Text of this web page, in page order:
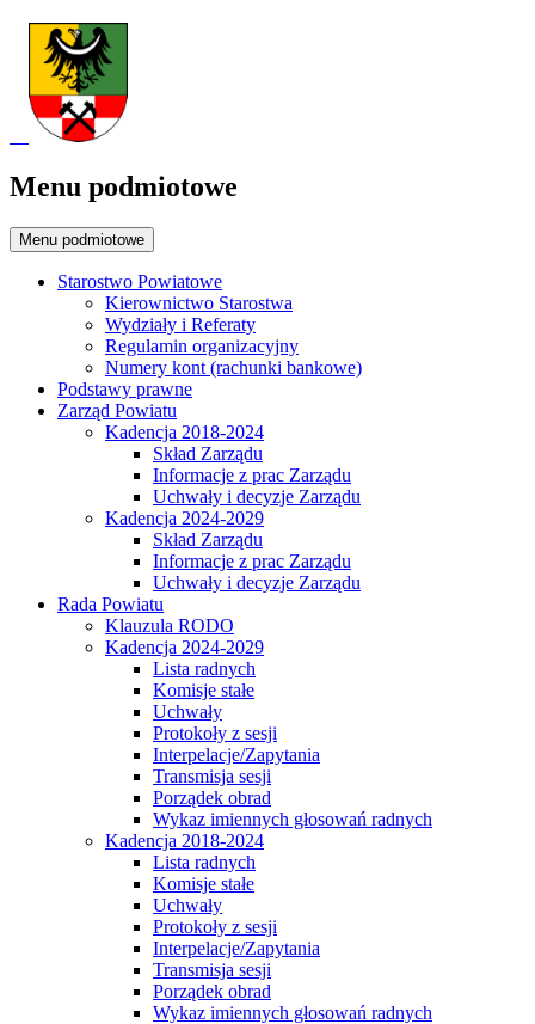
Menu podmiotowe
Menu podmiotowe
Starostwo Powiatowe
Kierownictwo Starostwa
Wydziały i Referaty
Regulamin organizacyjny
Numery kont (rachunki bankowe)
Podstawy prawne
Zarząd Powiatu
Kadencja 2018-2024
Skład Zarządu
Informacje z prac Zarządu
Uchwały i decyzje Zarządu
Kadencja 2024-2029
Skład Zarządu
Informacje z prac Zarządu
Uchwały i decyzje Zarządu
Rada Powiatu
Klauzula RODO
Kadencja 2024-2029
Lista radnych
Komisje stałe
Uchwały
Protokoły z sesji
Interpelacje/Zapytania
Transmisja sesji
Porządek obrad
Wykaz imiennych głosowań radnych
Kadencja 2018-2024
Lista radnych
Komisje stałe
Uchwały
Protokoły z sesji
Interpelacje/Zapytania
Transmisja sesji
Porządek obrad
Wykaz imiennych głosowań radnych